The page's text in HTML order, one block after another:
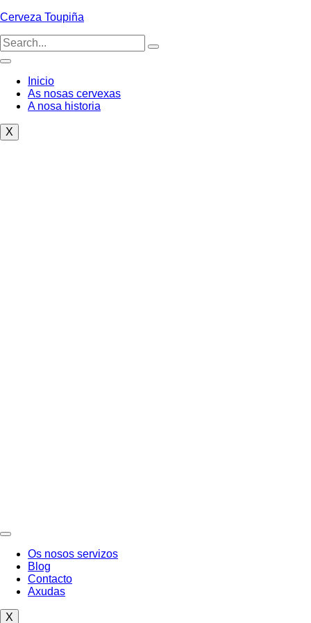
Cerveza Toupiña
Inicio
As nosas cervexas
A nosa historia
X
Os nosos servizos
Blog
Contacto
Axudas
X